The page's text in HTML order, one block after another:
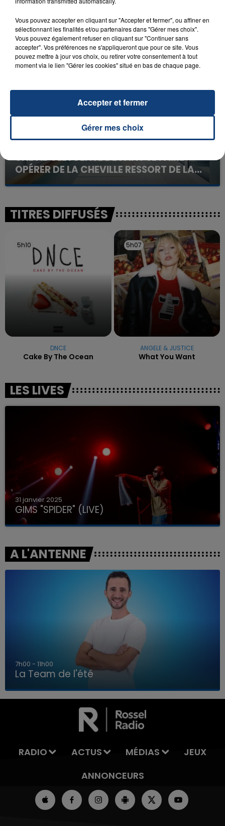
LA TEAM DE L'ÉTÉ
23 juillet 2026
INCENDIE MORTEL À LENS : UNE FEMME ET
SON BÉBÉ ENTRE LA VIE ET LA...
Un homme s'est immolé par le feu après avoir
aspergé sa compagne et leur bébé de trois mois
UNE ADOLESCENTE DEVANT SE FAIRE
OPÉRER DE LA CHEVILLE RESSORT DE LA...
La famille a porté plainte contre la clinique qui a
excuses.
TITRES DIFFUSÉS
5h10
5h10
DNCE
Cake By The Ocean
5h07
5h07
ANGELE & JUSTICE
What You Want
LES LIVES
31 janvier 2025
GIMS "SPIDER" (LIVE)
A L'ANTENNE
7h00 - 11h00
La Team de l'été
RADIO ACTUS MÉDIAS
JEUX
ANNONCEURS
Vous pouvez accepter en cliquant sur "Accepter et fermer", ou affiner en
sélectionnant les finalités et/ou partenaires dans "Gérer mes choix".
Vous pouvez également refuser en cliquant sur "Continuer sans
accepter". Vos préférences ne s'appliqueront que pour ce site. Vous
pouvez mettre à jour vos choix, ou retirer votre consentement à tout
moment via le lien "Gérer les cookies" situé en bas de chaque page.
Gérer mes choix
Accepter et fermer